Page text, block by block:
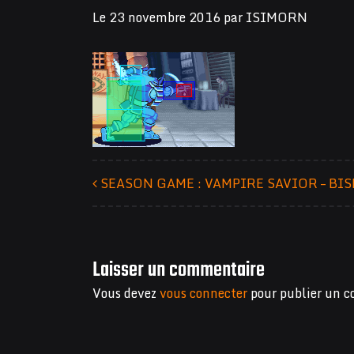
Le23 novembre 2016parISIMORN
SEASON GAME : VAMPIRE SAVIOR –
Laisser un commentaire
Vous devezvous connecterpour publier un